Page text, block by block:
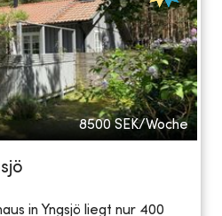
8500 SEK/Woche
in Yngsjö liegt nur 400